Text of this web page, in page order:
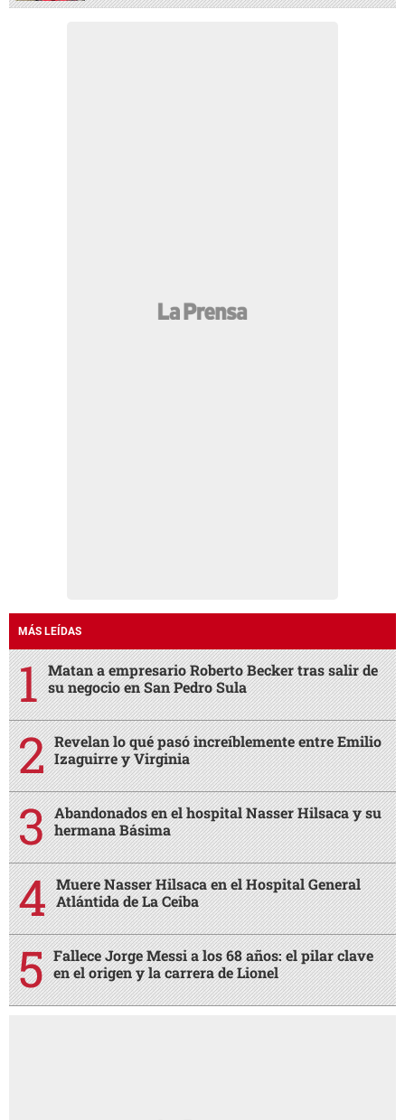
MÁS LEÍDAS
Matan a empresario Roberto Becker tras salir de
su negocio en San Pedro Sula
Revelan lo qué pasó increíblemente entre Emilio
Izaguirre y Virginia
Abandonados en el hospital Nasser Hilsaca y su
hermana Básima
Muere Nasser Hilsaca en el Hospital General
Atlántida de La Ceiba
Fallece Jorge Messi a los 68 años: el pilar clave
en el origen y la carrera de Lionel